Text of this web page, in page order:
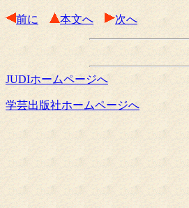
前に 本文へ 次へ
JUDIホームページへ
学芸出版社ホームページへ